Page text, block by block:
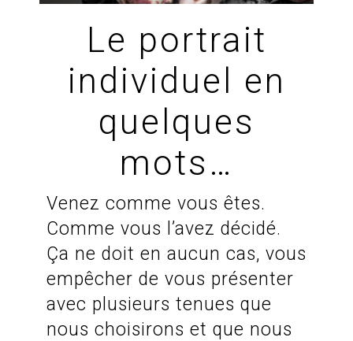
Le portrait
individuel en
quelques
mots…
Venez comme vous êtes.
Comme vous l’avez décidé.
Ça ne doit en aucun cas, vous
empêcher de vous présenter
avec plusieurs tenues que
nous choisirons et que nous